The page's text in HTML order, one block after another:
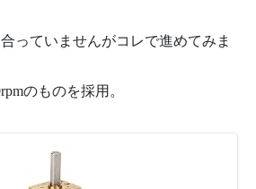
っていませんがコレで進めてみま
のものを採用。